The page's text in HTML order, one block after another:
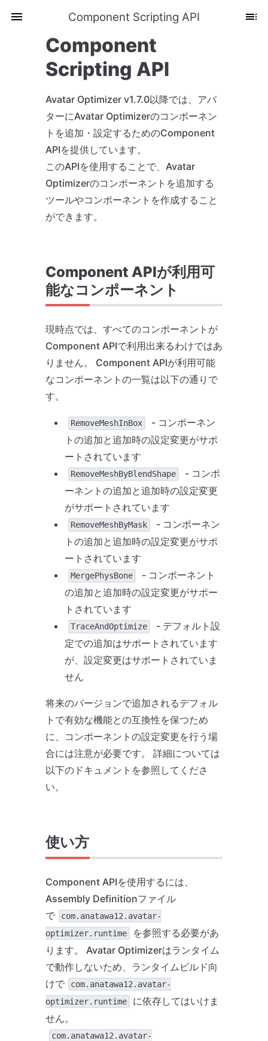
Component Scripting API
Component
Scripting API
Avatar Optimizer v1.7.0以降では、アバ
ターにAvatar Optimizerのコンポーネン
トを追加・設定するためのComponent
APIを提供しています。
このAPIを使用することで、Avatar
Optimizerのコンポーネントを追加する
ツールやコンポーネントを作成すること
ができます。
Component APIが利用可
能なコンポーネント
現時点では、すべてのコンポーネントが
Component APIで利用出来るわけではあ
りません。 Component APIが利用可能
なコンポーネントの一覧は以下の通りで
す。
RemoveMeshInBox
- コンポーネン
トの追加と追加時の設定変更がサポ
ートされています
RemoveMeshByBlendShape
- コンポ
ーネントの追加と追加時の設定変更
がサポートされています
RemoveMeshByMask
- コンポーネン
トの追加と追加時の設定変更がサポ
ートされています
MergePhysBone
- コンポーネント
の追加と追加時の設定変更がサポー
トされています
TraceAndOptimize
- デフォルト設
定での追加はサポートされています
が、設定変更はサポートされていま
せん
将来のバージョンで追加されるデフォル
トで有効な機能との互換性を保つため
に、コンポーネントの設定変更を行う場
合には注意が必要です。 詳細については
以下のドキュメントを参照してくださ
い。
使い方
Component APIを使用するには、
Assembly Definitionファイル
で
com.anatawa12.avatar-
optimizer.runtime
を参照する必要があ
ります。 Avatar Optimizerはランタイム
で動作しないため、ランタイムビルド向
けで
com.anatawa12.avatar-
optimizer.runtime
に依存してはいけま
せん。
com.anatawa12.avatar-